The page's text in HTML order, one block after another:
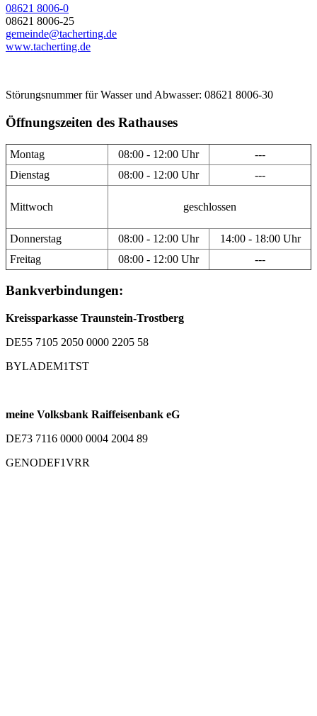
08621 8006-0
08621 8006-25
gemeinde@tacherting.de
www.tacherting.de
Störungsnummer für Wasser und Abwasser: 08621 8006-30
Öffnungszeiten des Rathauses
Montag 08:00 - 12:00 Uhr
---
Dienstag
08:00 - 12:00 Uhr ---
Mittwoch geschlossen
Donnerstag 08:00 - 12:00 Uhr
14:00 - 18:00 Uhr
Freitag
08:00 - 12:00 Uhr ---
Bankverbindungen:
Kreissparkasse Traunstein-Trostberg
DE55 7105 2050 0000 2205 58
BYLADEM1TST
meine Volksbank Raiffeisenbank eG
DE73 7116 0000 0004 2004 89
GENODEF1VRR